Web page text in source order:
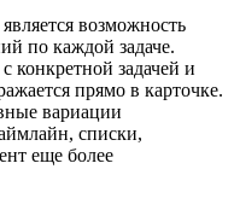
возможность
по каждой задаче.
конкретной задачей и
прямо в карточке.
вариации
списки,
еще более